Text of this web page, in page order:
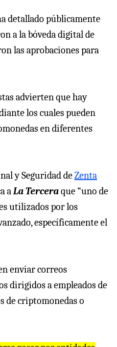
detallado públicamente
a la bóveda digital de
las aprobaciones para
advierten que hay
los cuales pueden
en diferentes
y Seguridad deZenta
aLa Terceraque “uno de
utilizados por los
específicamente el
enviar correos
dirigidos a empleados de
de criptomonedas o